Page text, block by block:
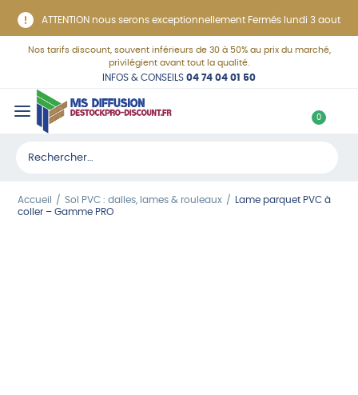
ATTENTION nous serons exceptionnellement Fermés lundi 3 aout
Nos tarifs discount, souvent inférieurs de 30 à 50% au prix du marché,
privilégient avant tout la qualité.
INFOS & CONSEILS 04 74 04 01 50
Rechercher :
0C
Accueil Sol PVC : dalles, lames & rouleaux
Lame parquet PVC à
coller – Gamme PRO
Panneau de gestion des cookies